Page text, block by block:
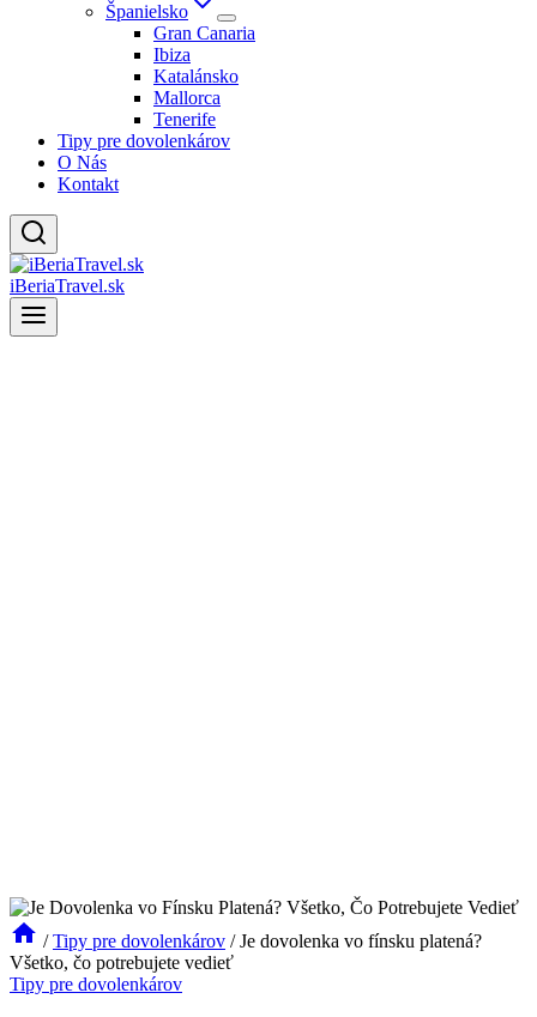
Španielsko
Gran Canaria
Ibiza
Katalánsko
Mallorca
Tenerife
Tipy pre dovolenkárov
O Nás
Kontakt
iBeriaTravel.sk
/ Tipy pre dovolenkárov / Je dovolenka vo fínsku platená?
Všetko, čo potrebujete vedieť
Tipy pre dovolenkárov